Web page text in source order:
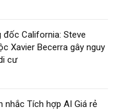
đốc California: Steve
Xavier Becerra gây nguy
cư
nhắc Tích hợp AI Giá rẻ